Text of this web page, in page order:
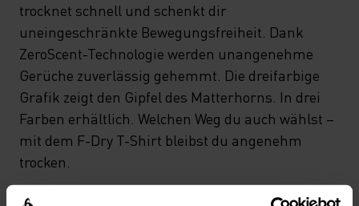
trocknet schnell und schenkt dir
uneingeschränkte Bewegungsfreiheit. Dank
ZeroScent-Technologie werden unangenehme
Gerüche zuverlässig gehemmt. Die dreifarbige
Grafik zeigt den Gipfel des Matterhorns. In drei
Farben erhältlich. Welchen Weg du auch wählst –
mit dem F-Dry T-Shirt bleibst du angenehm
trocken.